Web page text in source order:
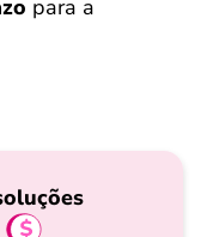
para a